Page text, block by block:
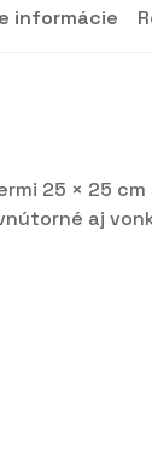
informácie
25 × 25
aj